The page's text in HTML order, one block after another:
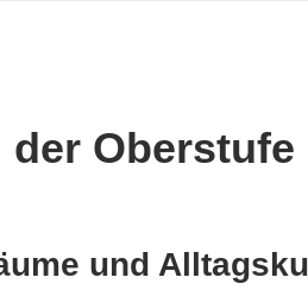
der Oberstufe
und